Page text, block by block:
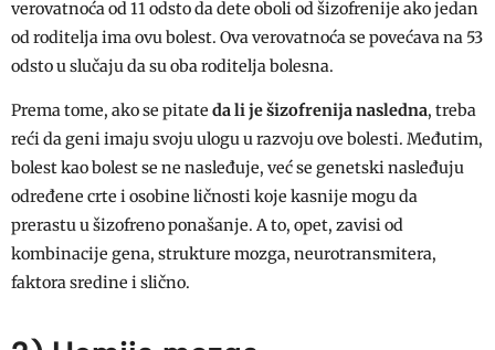
verovatnoća od 11 odsto da dete oboli od šizofrenije ako jedan
od roditelja ima ovu bolest. Ova verovatnoća se povećava na 53
odsto u slučaju da su oba roditelja bolesna.
Prema tome, ako se pitate da li je šizofrenija nasledna, treba
reći da geni imaju svoju ulogu u razvoju ove bolesti. Međutim,
bolest kao bolest se ne nasleđuje, već se genetski nasleđuju
određene crte i osobine ličnosti koje kasnije mogu da
prerastu u šizofreno ponašanje. A to, opet, zavisi od
kombinacije gena, strukture mozga, neurotransmitera,
faktora sredine i slično.